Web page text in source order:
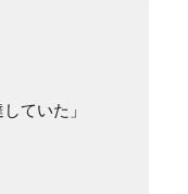
ていた」